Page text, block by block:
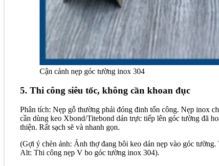
Cận cảnh nẹp góc tường inox 304
5. Thi công siêu tốc, không cần khoan đục
Phân tích: Nẹp gỗ thường phải đóng đinh tốn công. Nẹp inox
cần dùng keo Xbond/Titebond dán trực tiếp lên góc tường đã
thiện. Rất sạch sẽ và nhanh gọn.
(Gợi ý chèn ảnh: Ảnh thợ đang bôi keo dán nẹp vào góc tường.
Alt: Thi công nẹp V bo góc tường inox 304).